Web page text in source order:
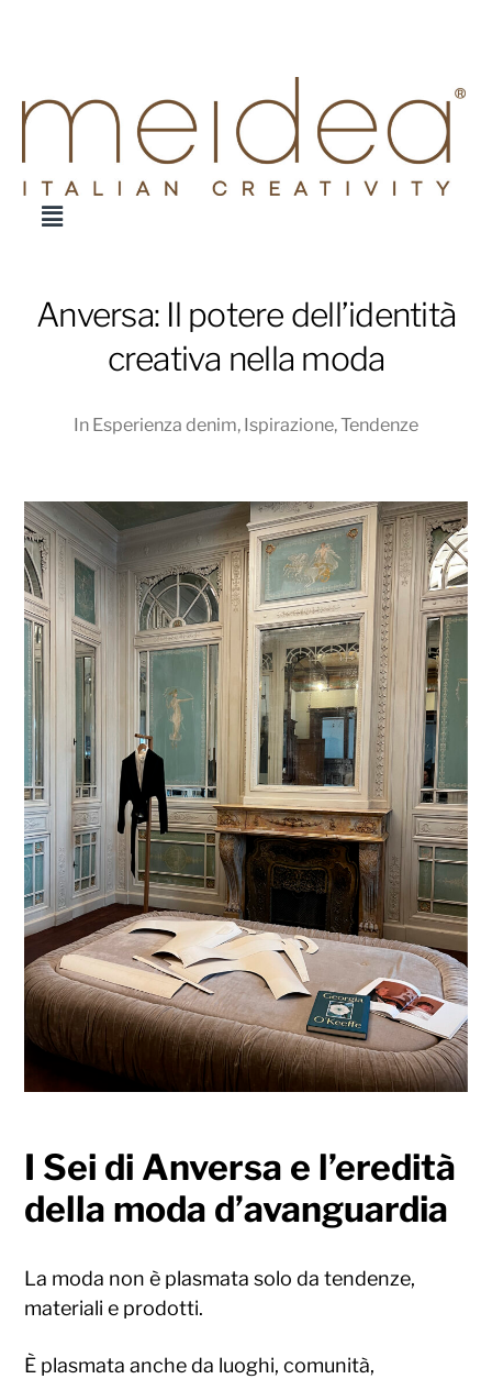
Anversa: Il potere dell’identità
creativa nella moda
In Esperienza denim, Ispirazione,Tendenze
I Sei di Anversa e l’eredità
della moda d’avanguardia
La moda non è plasmata solo da tendenze,
materiali e prodotti.
È plasmata anche da luoghi, comunità,